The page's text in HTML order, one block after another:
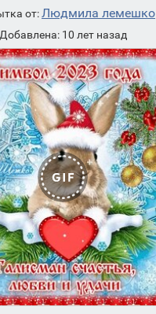
от:Людмила лемешко
Добавлена: 10 лет назад